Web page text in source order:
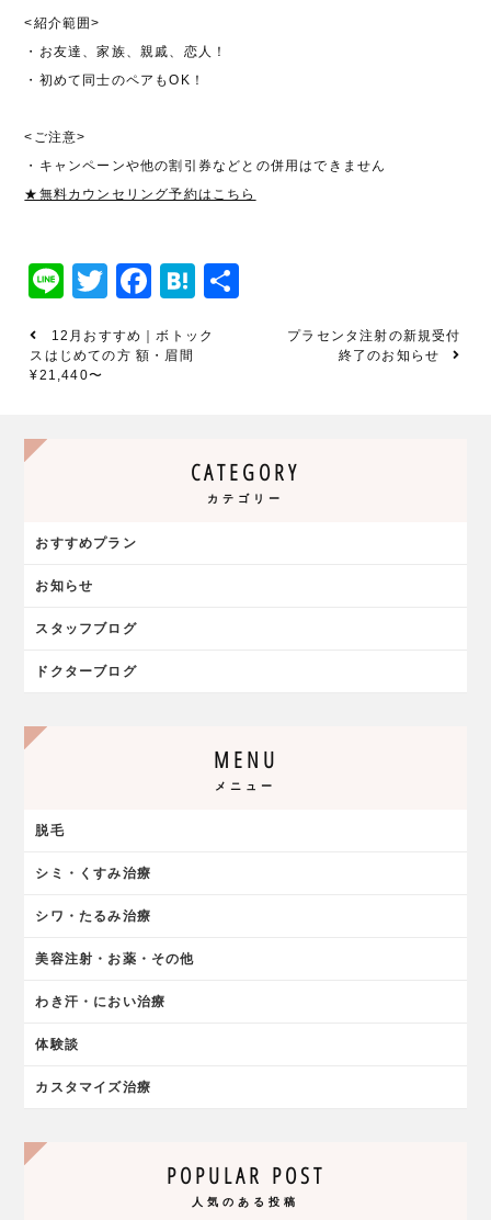
<紹介範囲>
・お友達、家族、親戚、恋人！
・初めて同士のペアもOK！
<ご注意>
・キャンペーンや他の割引券などとの併用はできません
★無料カウンセリング予約はこちら
LineTwitter
Facebook
Hatena
12月おすすめ｜ボトック
スはじめての方 額・眉間
¥21,440〜
プラセンタ注射の新規受付
終了のお知らせ
CATEGORY
カテゴリー
おすすめプラン
お知らせ
スタッフブログ
ドクターブログ
MENU
メニュー
脱毛
シミ・くすみ治療
シワ・たるみ治療
美容注射・お薬・その他
わき汗・におい治療
体験談
カスタマイズ治療
POPULAR POST
人気のある投稿